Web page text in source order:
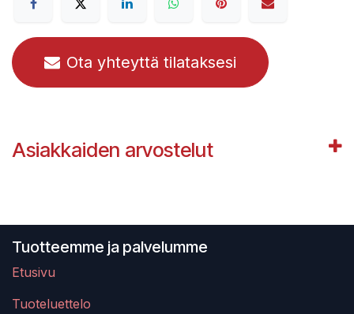
Ota yhteyttä tilataksesi
Asiakkaiden arvostelut
Tuotteemme ja palvelumme
Etusivu
Tuoteluettelo